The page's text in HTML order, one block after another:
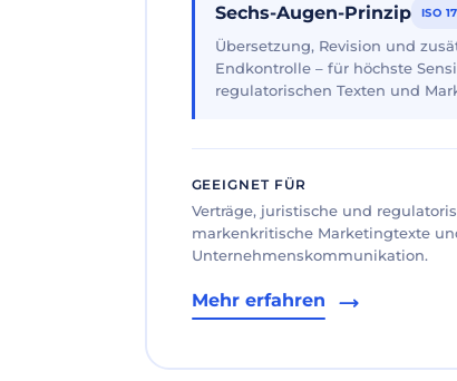
Sechs-Augen-Prinzip ISO
Übersetzung, Revision und
Endkontrolle – für höchste
regulatorischen Texten und
GEEIGNET FÜR
Verträge, juristische und
markenkritische Marketingtexte
Unternehmenskommunikation.
Mehr erfahren